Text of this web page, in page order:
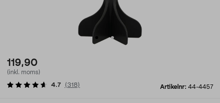
119,90
(inkl. moms)
Artikelnr: 44-4457
4.7 (318)